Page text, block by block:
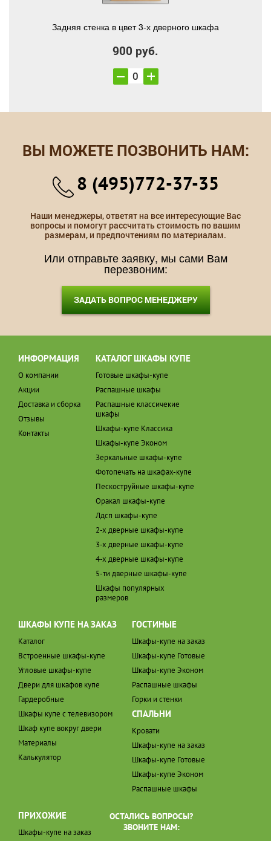
Задняя стенка в цвет 3-х дверного шкафа
900 руб.
ВЫ МОЖЕТЕ ПОЗВОНИТЬ НАМ:
8 (495)772-37-35
Наши менеджеры, ответят на все интересующие Вас
вопросы и помогут рассчитать стоимость по вашим
размерам, и предпочтениям по материалам.
Или отправьте заявку, мы сами Вам
перезвоним:
ЗАДАТЬ ВОПРОС МЕНЕДЖЕРУ
ИНФОРМАЦИЯ
О компании
Акции
Доставка и сборка
Отзывы
Контакты
КАТАЛОГ ШКАФЫ КУПЕ
Готовые шкафы-купе
Распашные шкафы
Распашные классичекие
шкафы
Шкафы-купе Классика
Шкафы-купе Эконом
Зеркальные шкафы-купе
Фотопечать на шкафах-купе
Пескоструйные шкафы-купе
Оракал шкафы-купе
Лдсп шкафы-купе
2-х дверные шкафы-купе
3-х дверные шкафы-купе
4-х дверные шкафы-купе
5-ти дверные шкафы-купе
Шкафы популярных
размеров
ШКАФЫ КУПЕ НА ЗАКАЗ
Каталог
Встроенные шкафы-купе
Угловые шкафы-купе
Двери для шкафов купе
Гардеробные
Шкафы купе с телевизором
Шкаф купе вокруг двери
Материалы
Калькулятор
ГОСТИНЫЕ
Шкафы-купе на заказ
Шкафы-купе Готовые
Шкафы-купе Эконом
Распашные шкафы
Горки и стенки
СПАЛЬНИ
Кровати
Шкафы-купе на заказ
Шкафы-купе Готовые
Шкафы-купе Эконом
Распашные шкафы
ПРИХОЖИЕ
Шкафы-купе на заказ
ОСТАЛИСЬ ВОПРОСЫ?
ЗВОНИТЕ НАМ: